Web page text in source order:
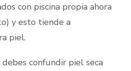
con piscina propia ahora
y esto tiende a
piel.
debes confundir piel seca